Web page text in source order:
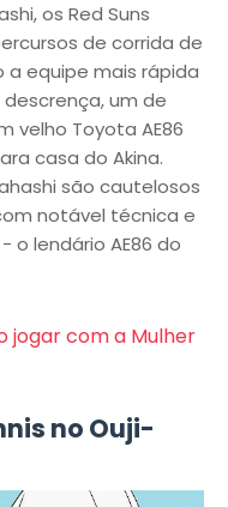
os Red Suns
de corrida de
equipe mais rápida
um de
velho Toyota AE86
casa do Akina.
são cautelosos
notável técnica e
o lendário AE86 do
jogar com a Mulher
no Ouji-